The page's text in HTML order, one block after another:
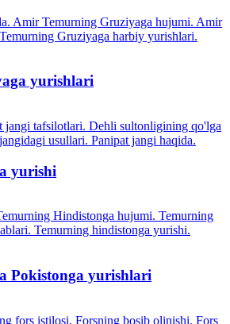
yurishlari
yurishi
Pokistonga yurishlari